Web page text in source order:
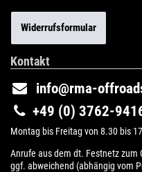
Widerrufsformular
Kontakt
info@rma-
+49 (0) 3762-
Montag bis Freitag von 8.30 bis
Anrufe aus dem dt. Festnetz
ggf. abweichend (abhängig vom